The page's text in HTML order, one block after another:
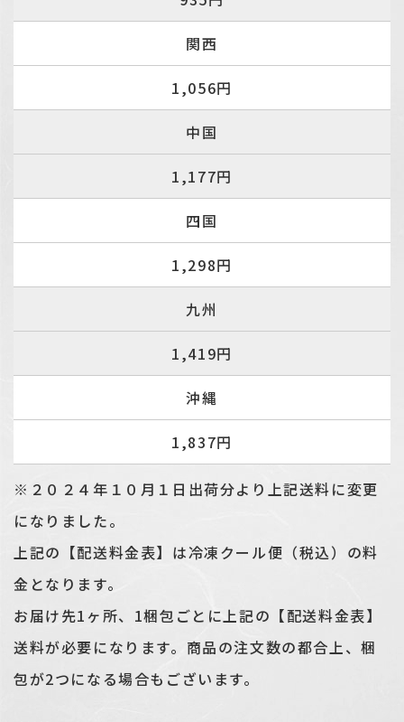
関西
1,056円
中国
1,177円
四国
1,298円
九州
1,419円
沖縄
1,837円
※２０２４年１０月１日出荷分より上記送料に変更
になりました。
上記の【配送料金表】は冷凍クール便（税込）の料
金となります。
お届け先1ヶ所、1梱包ごとに上記の【配送料金表】
送料が必要になります。商品の注文数の都合上、梱
包が2つになる場合もございます。